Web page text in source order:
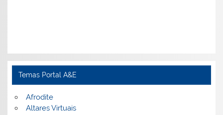
Temas Portal A&E
Afrodite
Altares Virtuais